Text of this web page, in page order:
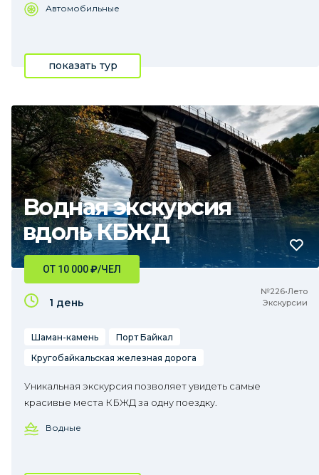
Автомобильные
показать тур
Водная экскурсия
вдоль КБЖД
№226•Лето
Экскурсии
ОТ 10 000₽/ЧЕЛ
1 день
Шаман-камень
Порт Байкал
Кругобайкальская железная дорога
Уникальная экскурсия позволяет увидеть самые
красивые места КБЖД за одну поездку.
Водные